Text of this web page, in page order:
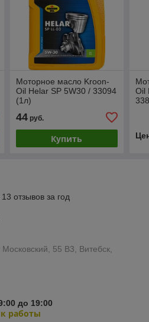
Моторное масло Kroon-
Oil Helar SP 5W30 / 33094
(1л)
44руб.
Купить
Oil
отзывов за год
55 B3, Витебск,
до 19:00
работы